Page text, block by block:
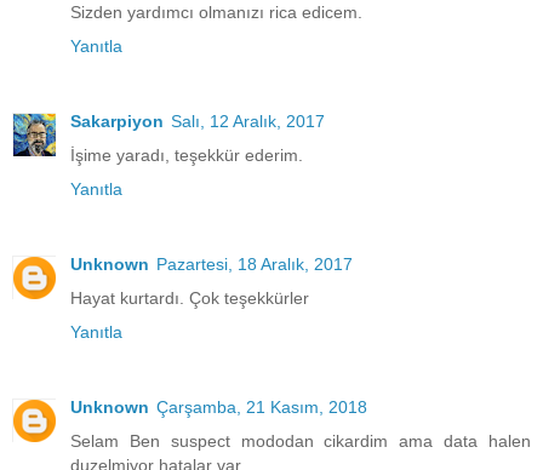
Sizden yardımcı olmanızı rica edicem.
Yanıtla
Sakarpiyon Salı, 12 Aralık, 2017
İşime yaradı, teşekkür ederim.
Yanıtla
Unknown Pazartesi, 18 Aralık, 2017
Hayat kurtardı. Çok teşekkürler
Yanıtla
Unknown Çarşamba, 21 Kasım, 2018
Selam Ben suspect mododan cikardim ama data halen
duzelmiyor hatalar var